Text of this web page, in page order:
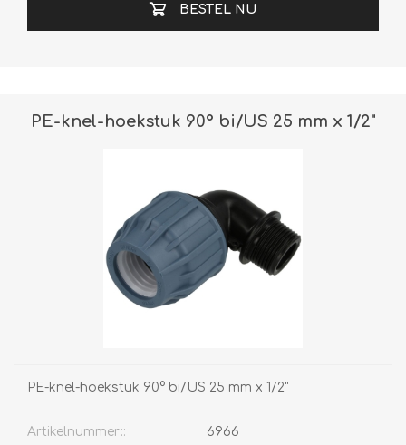
BESTEL NU
PE-knel-hoekstuk 90° bi/US 25 mm x 1/2"
PE-knel-hoekstuk 90° bi/US 25 mm x 1/2"
Artikelnummer:: 6966